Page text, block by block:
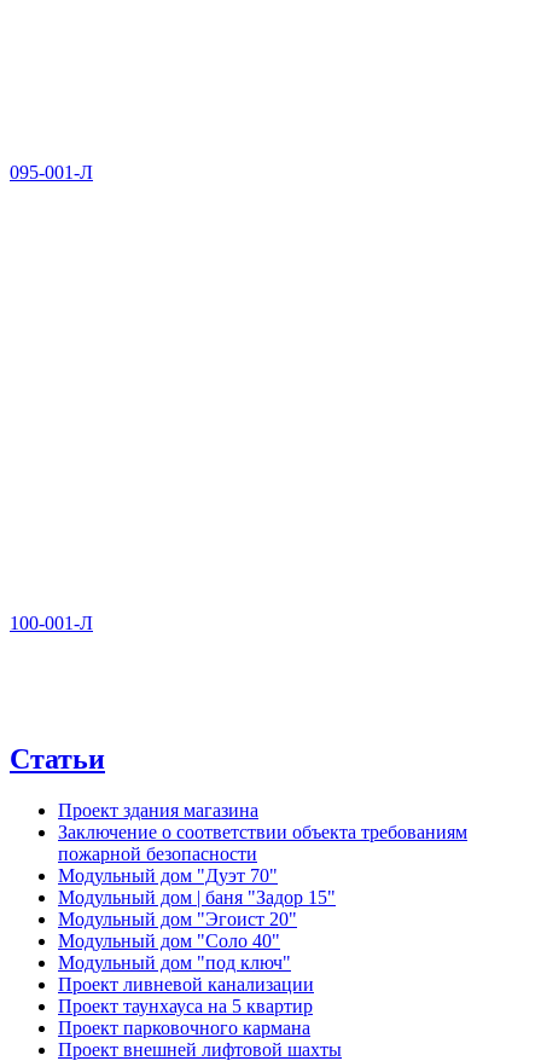
095-001-Л
100-001-Л
Статьи
Проект здания магазина
Заключение о соответствии объекта требованиям
пожарной безопасности
Модульный дом "Дуэт 70"
Модульный дом | баня "Задор 15"
Модульный дом "Эгоист 20"
Модульный дом "Соло 40"
Модульный дом "под ключ"
Проект ливневой канализации
Проект таунхауса на 5 квартир
Проект парковочного кармана
Проект внешней лифтовой шахты